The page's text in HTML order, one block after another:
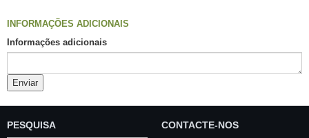
INFORMAÇÕES ADICIONAIS
Informações adicionais
Enviar
PESQUISA CONTACTE-NOS